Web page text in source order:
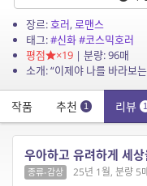
장르:호러,로맨스
태그:#신화#코스믹호러
평점
×19| 분량: 96매
소개: “이제야 나를 바라보
작품 추천 1 리뷰 1
우아하고 유려하게 세
종류-감상
25년 1월, 분량 5